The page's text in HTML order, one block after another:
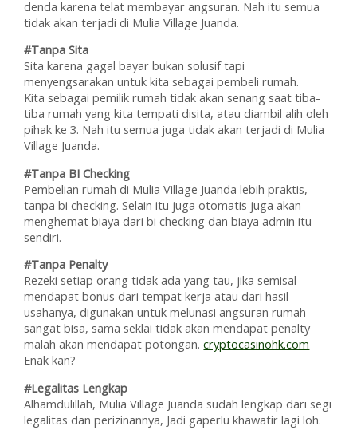
denda karena telat membayar angsuran. Nah itu semua
tidak akan terjadi di Mulia Village Juanda.
#Tanpa Sita
Sita karena gagal bayar bukan solusif tapi
menyengsarakan untuk kita sebagai pembeli rumah.
Kita sebagai pemilik rumah tidak akan senang saat tiba-
tiba rumah yang kita tempati disita, atau diambil alih oleh
pihak ke 3. Nah itu semua juga tidak akan terjadi di Mulia
Village Juanda.
#Tanpa BI Checking
Pembelian rumah di Mulia Village Juanda lebih praktis,
tanpa bi checking. Selain itu juga otomatis juga akan
menghemat biaya dari bi checking dan biaya admin itu
sendiri.
#Tanpa Penalty
Rezeki setiap orang tidak ada yang tau, jika semisal
mendapat bonus dari tempat kerja atau dari hasil
usahanya, digunakan untuk melunasi angsuran rumah
sangat bisa, sama seklai tidak akan mendapat penalty
malah akan mendapat potongan.cryptocasinohk.com
Enak kan?
#Legalitas Lengkap
Alhamdulillah, Mulia Village Juanda sudah lengkap dari segi
legalitas dan perizinannya, Jadi gaperlu khawatir lagi loh.